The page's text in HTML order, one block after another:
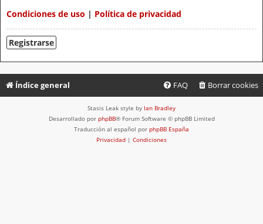
Condiciones de uso | Política de privacidad
Registrarse
Índice general Borrar cookies
FAQ
Stasis Leak style by Ian Bradley
Desarrollado por phpBB® Forum Software © phpBB Limited
Traducción al español por phpBB España
Privacidad | Condiciones